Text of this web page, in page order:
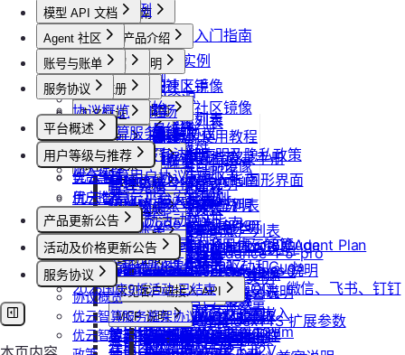
功能概览
已上线卡型
可用区介绍
GPU操作指南
【新人必看】入门指南
镜像选择
创建实例
登录实例
本地数据上传
文件管理
制作私有镜像
调用公共模型库
防火墙及端口设置
配置外网加速
云硬盘扩容与挂载
云存储挂载
模型库挂载
自启动
手动安装监控
GPU抢占式实例
GPU抢占式实例
发布社区镜像
如何发布社区镜像
更新已发布的社区镜像
计费与回收
计费概览
计费方式说明
到期或欠费说明
续费管理
回收规则
GPU最佳实践
Isaac系列镜像使用教程
Windows实例远程登录手册
通过VNC搭建Ubuntu图形界面
ubuntu如何安装Dify
ubuntu如何安装Docker
Windows安装Nvidia驱动和Cuda
ubuntu安装Nvidia驱动和Cuda
使用LangBot快速部署QQ、微信、飞书、钉钉
机器人
使用Clawdbot连接Telegram
API接口范例
CLI&Skills
常见错误码
GPU实例
创建GPU资源
获取实例资源列表
启动实例
关闭实例
删除实例
重启实例
重装实例
重置实例密码
升降配实例
获取支持的可用区信息列表
查询网络加速服务状态
检查指定规格的资源可用性
实例镜像
获取自制镜像列表
创建自制镜像
删除算力平台自制镜像
获取社区镜像列表
获取平台镜像列表
查询镜像已共享的账户列表
获取镜像标签列表
查询他人共享给自己的镜像
查询已收藏的镜像列表
查询自己发布的社区镜像
查询指定用户的社区镜像
磁盘与云存储
创建并挂载云盘
删除云盘
卸载云盘
扩容云盘
挂载已有云盘
查询云盘扩容价格
挂载 US3 对象存储到实例
云存储文件上传和下载
团队管理
创建团队
邀请成员加入团队
删除团队
查询成员订单列表
查询成员订单数量
查询成员未支付订单
查询成员未支付订单数量
导出团队账单
获取团队详情
模型 API 文档
模型API产品介绍
模型API服务
套餐包使用说明
套餐包快速上手
套餐计费逻辑
套餐用量统计
客户端接入
OpenClaw 云端服务
按量计费说明
按量API调用指南
快速开始
通用说明
认证鉴权
错误码
文本生成
如何获取模型列表
模型协议支持说明
API支持与扩展字段说明
OpenAI-Completions 说明
OpenAI-Response说明
Embeddings 向量嵌入
Gemini 快速开始
图片生成
Nano Banana
Nano Banana Pro
Nano Banana 2
gpt-image-1
gpt-image-1.5
gpt-image-2
doubao-seedream
视频生成
doubao-seedance-1-5-pro
doubao-seedance-2-0
Vidu 系列
Vidu/文生视频
Vidu/图生视频
Wan-AI/Wan2.2-I2V
Wan-AI/Wan2.2-T2V
Wan-AI/Wan2.5-I2V
音频生成
IndexTTS
自定义音色
IndexTeam/IndexTTS 扩展参数
suno音乐生成
常见问题答疑
最佳实践
OpenClaw 接入指南
Claude Code 接入指南
Codex 接入指南
OpenCode 接入指南
如何在codex中调用优云智算Agent Plan
ComfyUI插件接入
常见客户端接入 API
Dify
RAGFlow
AnythingLLM
MCP 说明
MCP 简介
Agent 社区
产品介绍
产品介绍
快速开始
控制台操作
Agent广场
操作指南
模型配置
计费说明
升配与续费
到期与数据说明
账号与账单
账号注册
注册流程
注销账号
实名认证
认证概览
个人认证
高校认证
企业认证
团队管理
团队功能概览
管理员账号操作说明
团队成员账号操作说明
账单与发票
账号充值
提现规则
查看账单
开具发票
服务协议
协议概览
优云智算服务框架协议
优云智算云服务法律声明及隐私政策
优云智算用户协议
优云智算云平台安全规则
优云智算激励活动协议
平台概述
平台介绍
加入社群
用户等级与推荐
会员等级
用户推荐
产品更新公告
GPU-新功能发布记录
模型API-新功能发布记录
活动及价格更新公告
双11夜间折扣-2025.11
2025国庆9折活动-已结束
服务协议
协议概览
优云智算服务框架协议
优云智算云服务法律声明及隐私